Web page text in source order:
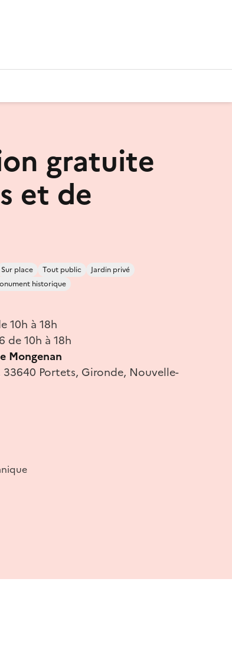
gratuite
et de
Sur place Tout public
Jardin privé
historique
10h à 18h
de 10h à 18h
Mongenan
33640 Portets, Gironde, Nouvelle-